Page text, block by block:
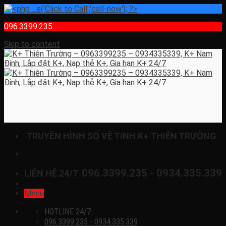
096.3399.235
Skip to content
TRUYỀN HÌNH SỐ VỆ TINH K+ THIÊN TRƯỜNG
LIÊN HỆ 24/7 096.3399.235 - 0934.335.339
Menu
HOTLINE 24/7:
096.3399.235 - 0934.335.339